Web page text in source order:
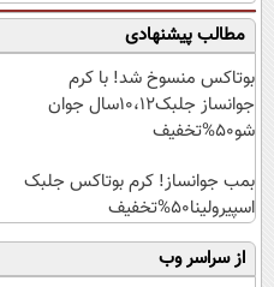
مطالب پیشنهادی
بوتاکس منسوخ شد! با کرم
جوانساز جلبک10،12سال جوان
شو50%تخفیف
بمب جوانساز! کرم بوتاکس جلبک
اسپیرولینا50%تخفیف
از سراسر وب